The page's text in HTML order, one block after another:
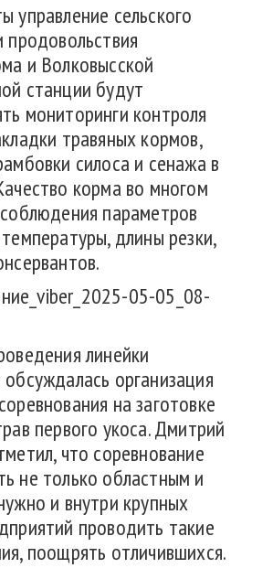
управление сельского
продовольствия
и Волковысской
станции будут
мониторинги контроля
травяных кормов,
силоса и сенажа в
корма во многом
параметров
длины резки,
линейки
организация
на заготовке
первого укоса. Дмитрий
что соревнование
не только областным и
и внутри крупных
проводить такие
поощрять отличившихся.